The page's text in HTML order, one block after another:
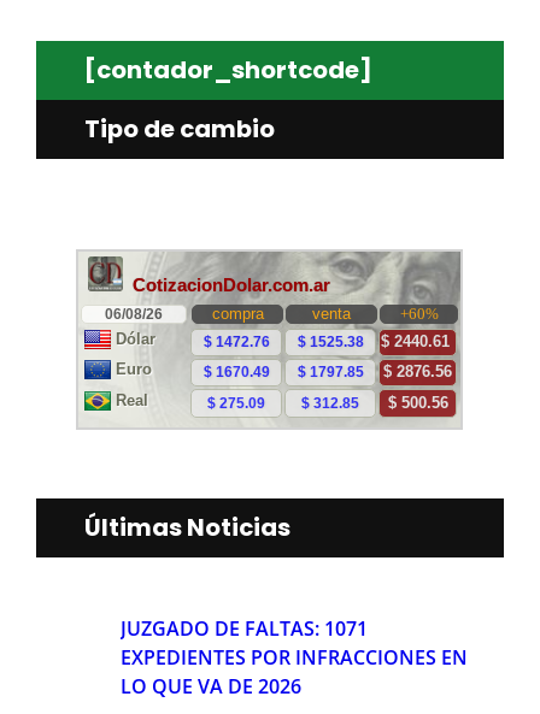
[contador_shortcode]
Tipo de cambio
Últimas Noticias
JUZGADO DE FALTAS: 1071
EXPEDIENTES POR INFRACCIONES EN
LO QUE VA DE 2026